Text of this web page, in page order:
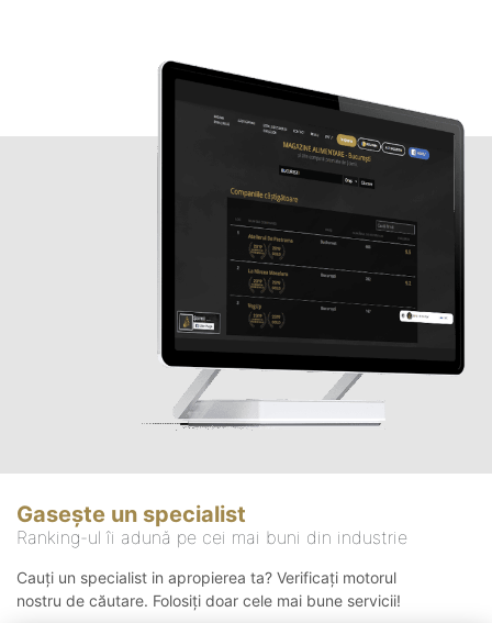
Gasește un specialist
Ranking-ul îi adună pe cei mai buni din industrie
Cauți un specialist in apropierea ta? Verificați motorul
nostru de căutare. Folosiți doar cele mai bune servicii!